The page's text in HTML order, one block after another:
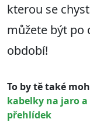
kterou se
můžete být po
období!
To by tě také
kabelky na jaro
přehlídek